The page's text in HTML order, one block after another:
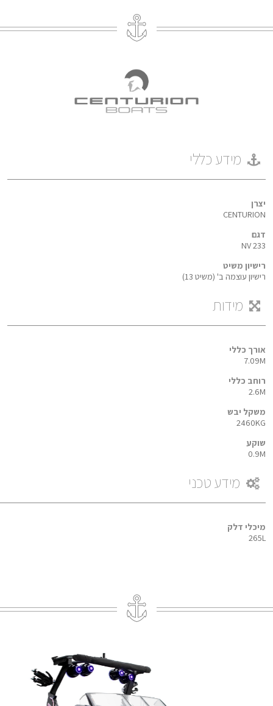
מידע כללי
יצרן
CENTURION
דגם
NV 233
רישיון משיט
רישיון עוצמה ב' (משיט 13)
מידות
אורך כללי
7.09M
רוחב כללי
2.6M
משקל יבש
2460KG
שוקע
0.9M
מידע טכני
מיכלי דלק
265L